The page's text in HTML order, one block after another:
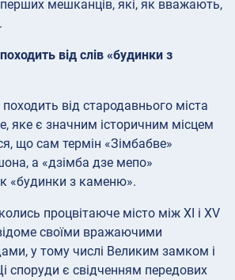
мешканців, які, як вважають,
від слів «будинки з
від стародавнього міста
яке є значним історичним місцем
що сам термін «Зімбабве»
а «дзімба дзе мепо»
«будинки з каменю».
процвітаюче місто між XI і XV
своїми вражаючими
у тому числі Великим замком і
споруди є свідченням передових